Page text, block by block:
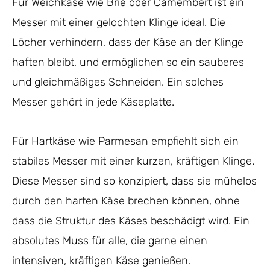
Messer mit einer gelochten Klinge ideal. Die
Löcher verhindern, dass der Käse an der Klinge
haften bleibt, und ermöglichen so ein sauberes
und gleichmäßiges Schneiden. Ein solches
Messer gehört in jede Käseplatte.
Für Hartkäse wie Parmesan empfiehlt sich ein
stabiles Messer mit einer kurzen, kräftigen Klinge.
Diese Messer sind so konzipiert, dass sie mühelos
durch den harten Käse brechen können, ohne
dass die Struktur des Käses beschädigt wird. Ein
absolutes Muss für alle, die gerne einen
intensiven, kräftigen Käse genießen.